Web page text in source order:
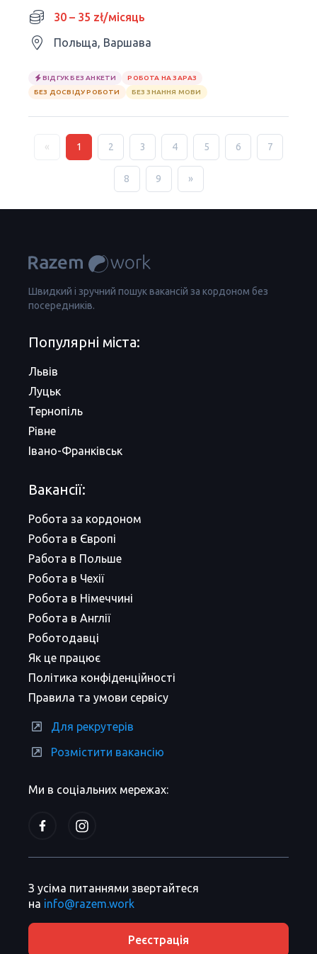
30 – 35 zł/місяць
Польща, Варшава
ВІДГУК БЕЗ АНКЕТИ
РОБОТА НА ЗАРАЗ
БЕЗ ДОСВІДУ РОБОТИ
БЕЗ ЗНАННЯ МОВИ
« 1 2 3 4 5 6 7
8 9 »
Швидкий і зручний пошук вакансій за кордоном без
посередників.
Ми в соціальних мережах:
Популярні міста:
Львів
Луцьк
Тернопіль
Рівне
Івано-Франківськ
Вакансії:
Робота за кордоном
Робота в Європі
Работа в Польше
Робота в Чехії
Робота в Німеччині
Робота в Англії
Роботодавці
Як це працює
Політика конфіденційності
Правила та умови сервісу
Для рекрутерів
Розмістити вакансію
З усіма питаннями звертайтеся
на info@razem.work
Реєстрація